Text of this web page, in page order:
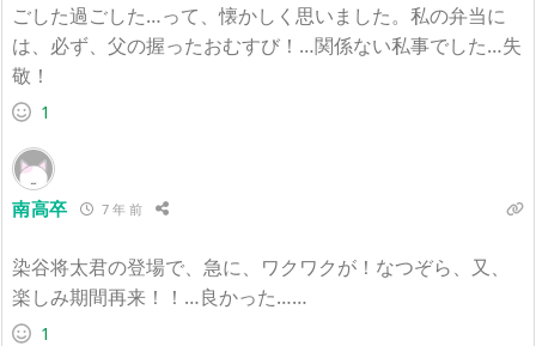
ごした過ごした…って、懐かしく思いました。私の弁当に
は、必ず、父の握ったおむすび！…関係ない私事でした…失
敬！
1
南高卒 7 年 前
染谷将太君の登場で、急に、ワクワクが！なつぞら、又、
楽しみ期間再来！！…良かった……
1